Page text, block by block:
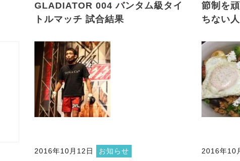
GLADIATOR 004 バンタム級タイ
トルマッチ 試合結果
節制を
ちない
2016年10月12日 お知らせ 2016年10